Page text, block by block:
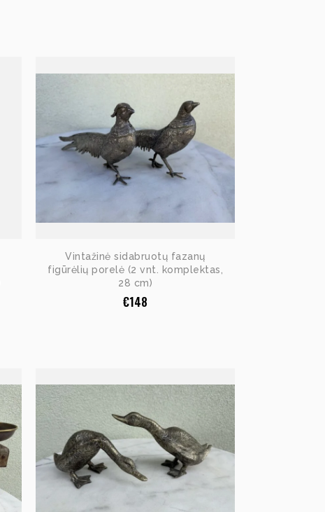
Vintažinė sidabruotų fazanų
figūrėlių porelė (2 vnt. komplektas,
28 cm)
€148